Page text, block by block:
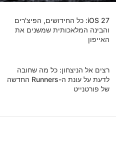
iOS 27: כל החידושים, הפיצ'רים
והבינה המלאכותית שמשנים את
האייפון
רצים אל הניצחון: כל מה שחובה
לדעת על עונת ה-Runners החדשה
של פורטנייט